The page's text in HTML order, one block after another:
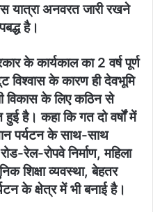
यात्रा अनवरत जारी रखने
है।
के कार्यकाल का 2 वर्ष पूर्ण
विश्वास के कारण ही देवभूमि
विकास के लिए कठिन से
है। कहा कि गत दो वर्षों में
पर्यटन के साथ-साथ
रेल-रोपवे निर्माण, महिला
शिक्षा व्यवस्था, बेहतर
के क्षेत्र में भी बनाई है।